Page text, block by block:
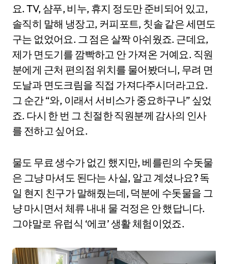
요. TV, 샴푸, 비누, 휴지 정도만 준비되어 있고,
솔직히 말해 냉장고, 커피포트, 칫솔 같은 세면도
구는 없었어요. 그 점은 살짝 아쉬웠죠. 근데요,
제가 면도기를 깜빡하고 안 가져온 거예요. 직원
분에게 근처 편의점 위치를 물어봤더니, 무려 면
도날과 면도크림을 직접 가져다주시더라고요.
그 순간 “와, 이래서 서비스가 중요하구나” 싶었
죠. 다시 한 번 그 친절한 직원분께 감사의 인사
를 전하고 싶어요.
물도 무료 생수가 없긴 했지만, 베를린의 수돗물
은 그냥 마셔도 된다는 사실, 알고 계셨나요? 독
일 현지 친구가 말해줬는데, 덕분에 수돗물을 그
냥 마시면서 체류 내내 물 걱정은 안 했답니다.
그야말로 유럽식 ‘에코’ 생활 체험이었죠.